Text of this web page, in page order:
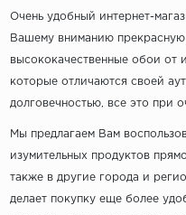
Очень удобный интернет-
Вашему вниманию прекрасную
высококачественные обои от
которые отличаются своей
долговечностью, все это при
Мы предлагаем Вам
изумительных продуктов
также в другие города и
делает покупку еще более